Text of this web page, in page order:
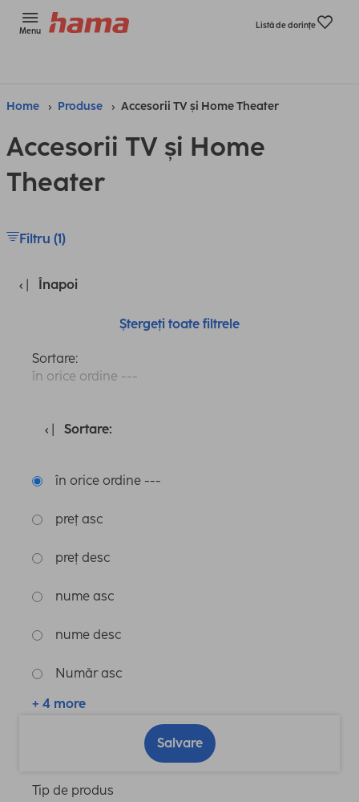
Menu
Listă de dorinţe
Home Produse Accesorii TV și Home Theater
Accesorii TV și Home
Theater
Filtru (1)
Înapoi
Ștergeți toate filtrele
Sortare:
în orice ordine ---
Sortare:
în orice ordine ---
preț asc
preț desc
nume asc
nume desc
Număr asc
+ 4 more
Salvare
Tip de produs